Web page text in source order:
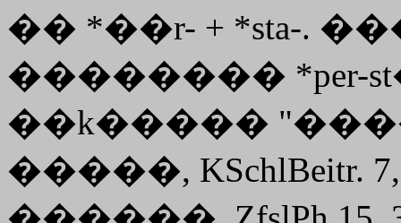
�� *��r- + *sta-.
�������� *per-
��k�����
�����, KSchlBeitr.